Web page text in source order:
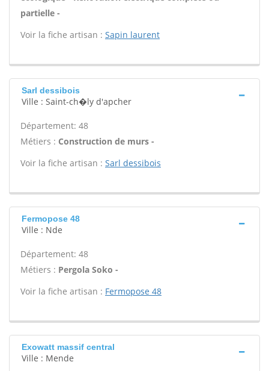
partielle -
Voir la fiche artisan : Sapin laurent
Sarl dessibois
Ville : Saint-ch�ly d'apcher
Département: 48
Métiers : Construction de murs -
Voir la fiche artisan : Sarl dessibois
Fermopose 48
Ville : Nde
Département: 48
Métiers : Pergola Soko -
Voir la fiche artisan : Fermopose 48
Exowatt massif central
Ville : Mende